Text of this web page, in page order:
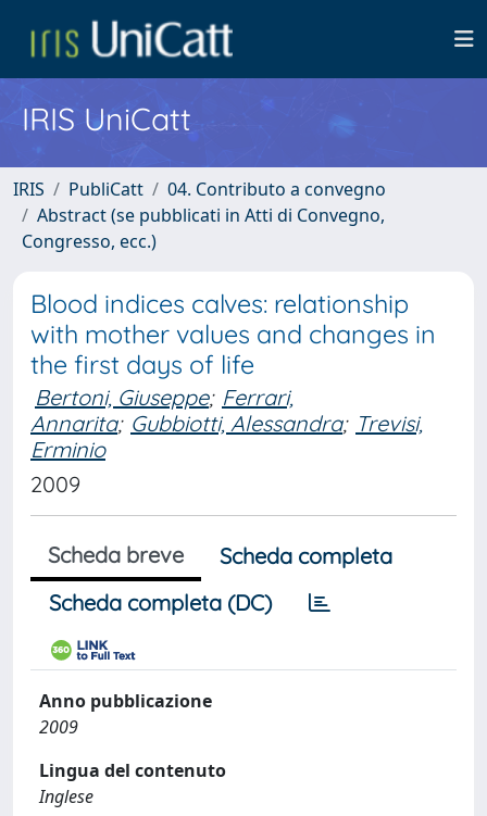
IRIS UniCatt
IRIS PubliCatt
04. Contributo a convegno
Abstract (se pubblicati in Atti di Convegno,
Congresso, ecc.)
Blood indices calves: relationship
with mother values and changes in
the first days of life
Bertoni, Giuseppe; Ferrari,
Annarita; Gubbiotti, Alessandra; Trevisi,
Erminio
2009
Scheda breve
Scheda completa
Scheda completa (DC)
Anno pubblicazione
2009
Lingua del contenuto
Inglese